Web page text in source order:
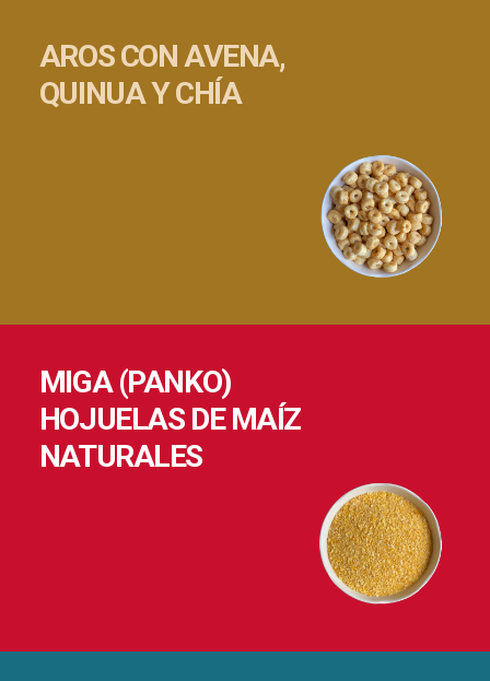
AROS CON AVENA,
QUINUA Y CHÍA
MIGA (PANKO)
HOJUELAS DE MAÍZ
NATURALES